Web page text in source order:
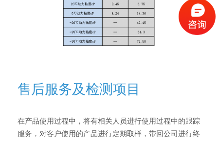
售后服务及检测项目
在产品使用过程中，将有相关人员进行使用过程中的跟踪
服务，对客户使用的产品进行定期取样，带回公司进行终